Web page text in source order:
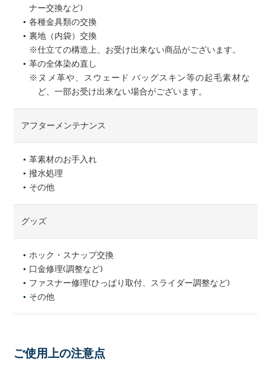
ナー交換など)
各種金具類の交換
裏地（内袋）交換
※仕立ての構造上、お受け出来ない商品がございます。
革の全体染め直し
※ヌメ革や、スウェード バッグスキン等の起毛素材な
ど、一部お受け出来ない場合がございます。
アフターメンテナンス
革素材のお手入れ
撥水処理
その他
グッズ
ホック・スナップ交換
口金修理(調整など)
ファスナー修理(ひっぱり取付、スライダー調整など)
その他
ご使用上の注意点